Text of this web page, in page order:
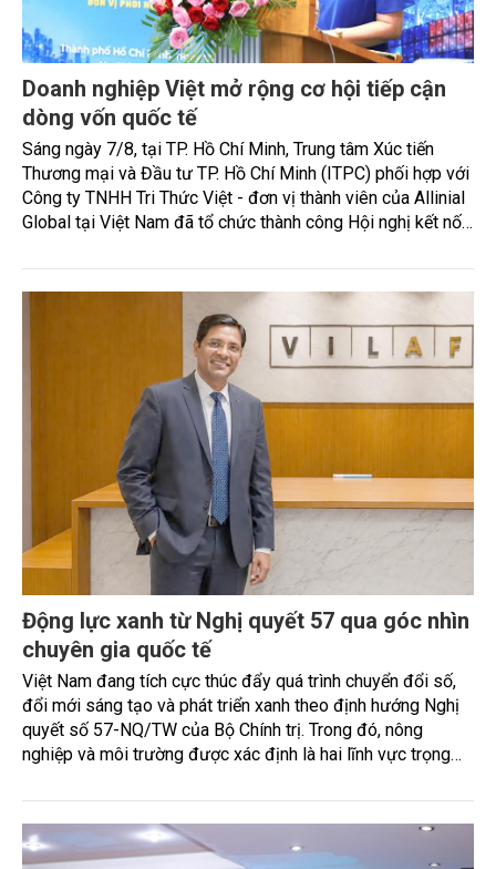
Doanh nghiệp Việt mở rộng cơ hội tiếp cận
dòng vốn quốc tế
Sáng ngày 7/8, tại TP. Hồ Chí Minh, Trung tâm Xúc tiến
Thương mại và Đầu tư TP. Hồ Chí Minh (ITPC) phối hợp với
Công ty TNHH Tri Thức Việt - đơn vị thành viên của Allinial
Global tại Việt Nam đã tổ chức thành công Hội nghị kết nối
Động lực xanh từ Nghị quyết 57 qua góc nhìn
chuyên gia quốc tế
Việt Nam đang tích cực thúc đẩy quá trình chuyển đổi số,
đổi mới sáng tạo và phát triển xanh theo định hướng Nghị
quyết số 57-NQ/TW của Bộ Chính trị. Trong đó, nông
nghiệp và môi trường được xác định là hai lĩnh vực trọng
cam kết bền vững toàn cầu, đặc biệt là mục tiêu đưa phát
thải ròng bằng 0 (Net-Zero) vào năm 2050.